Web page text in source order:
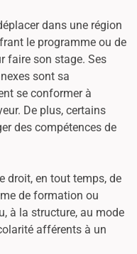
dans une région
le programme ou de
faire son stage. Ses
sont sa
se conformer à
De plus, certains
des compétences de
droit, en tout temps, de
de formation ou
à la structure, au mode
afférents à un